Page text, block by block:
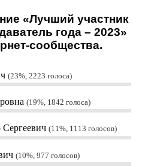
«Лучший участник
года – 2023»
сообщества.
23%, 2223 голоса
19%, 1842 голоса
Сергеевич 11%, 1113 голосов
10%, 977 голосов